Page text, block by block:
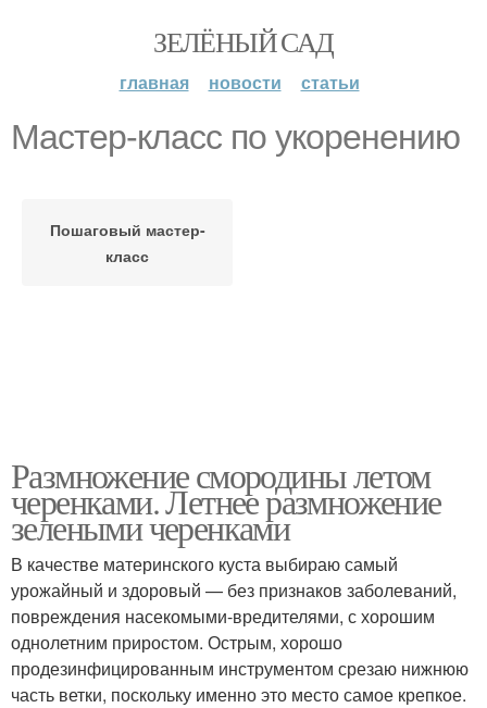
ЗЕЛЁНЫЙ САД
главная новости статьи
Мастер-класс по укоренению
Пошаговый мастер-
класс
Размножение смородины летом
черенками. Летнее размножение
зелеными черенками
В качестве материнского куста выбираю самый
урожайный и здоровый — без признаков заболеваний,
повреждения насекомыми-вредителями, с хорошим
однолетним приростом. Острым, хорошо
продезинфицированным инструментом срезаю нижнюю
часть ветки, поскольку именно это место самое крепкое.